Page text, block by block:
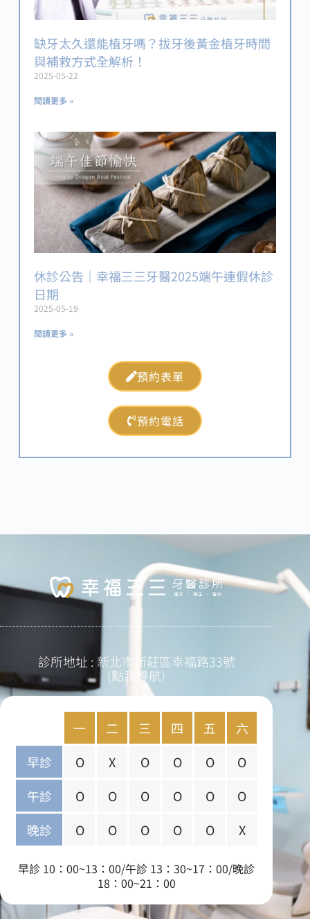
缺牙太久還能植牙嗎？拔牙後黃金植牙時間
與補救方式全解析！
2025-05-22
閱讀更多 »
休診公告｜幸福三三牙醫2025端午連假休診
日期
2025-05-19
閱讀更多 »
預約表單
預約電話
診所地址 : 新北市新莊區幸福路33號
(點我導航)
一 二 三 四 五
六
早診
O X O O O
O
午診
O O O O O
O
晚診
O O O O O X
早診 10：00~13：00/午診 13：30~17：00/晚診
18：00~21：00